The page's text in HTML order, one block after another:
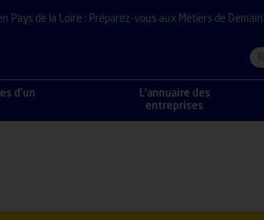
Pays de la Loire : Préparez-vous aux Métiers de Demain
d’un
L’annuaire des
entreprises